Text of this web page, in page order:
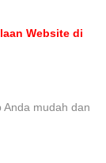
Website di
Anda mudah dan